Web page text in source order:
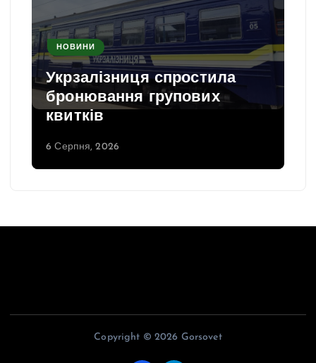
НОВИНИ
Укрзалізниця спростила
бронювання групових
квитків
6 Серпня, 2026
Copyright © 2026 Gorsovet